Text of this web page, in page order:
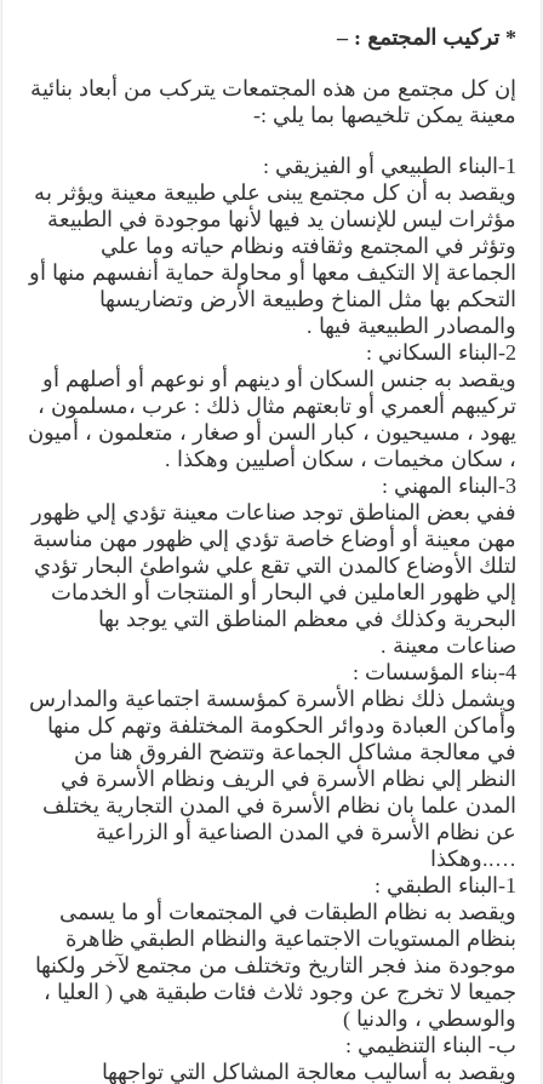
* تركيب المجتمع : –
إن كل مجتمع من هذه المجتمعات يتركب من أبعاد بنائية
معينة يمكن تلخيصها بما يلي :-
1-البناء الطبيعي أو الفيزيقي :
ويقصد به أن كل مجتمع يبنى علي طبيعة معينة ويؤثر به
مؤثرات ليس للإنسان يد فيها لأنها موجودة في الطبيعة
وتؤثر في المجتمع وثقافته ونظام حياته وما علي
الجماعة إلا التكيف معها أو محاولة حماية أنفسهم منها أو
التحكم بها مثل المناخ وطبيعة الأرض وتضاريسها
والمصادر الطبيعية فيها .
2-البناء السكاني :
ويقصد به جنس السكان أو دينهم أو نوعهم أو أصلهم أو
تركيبهم ألعمري أو تابعتهم مثال ذلك : عرب ،مسلمون ،
يهود ، مسيحيون ، كبار السن أو صغار ، متعلمون ، أميون
، سكان مخيمات ، سكان أصليين وهكذا .
3-البناء المهني :
ففي بعض المناطق توجد صناعات معينة تؤدي إلي ظهور
مهن معينة أو أوضاع خاصة تؤدي إلي ظهور مهن مناسبة
لتلك الأوضاع كالمدن التي تقع علي شواطئ البحار تؤدي
إلي ظهور العاملين في البحار أو المنتجات أو الخدمات
البحرية وكذلك في معظم المناطق التي يوجد بها
صناعات معينة .
4-بناء المؤسسات :
ويشمل ذلك نظام الأسرة كمؤسسة اجتماعية والمدارس
وأماكن العبادة ودوائر الحكومة المختلفة وتهم كل منها
في معالجة مشاكل الجماعة وتتضح الفروق هنا من
النظر إلي نظام الأسرة في الريف ونظام الأسرة في
المدن علما بان نظام الأسرة في المدن التجارية يختلف
عن نظام الأسرة في المدن الصناعية أو الزراعية
…..وهكذا
1-البناء الطبقي :
ويقصد به نظام الطبقات في المجتمعات أو ما يسمى
بنظام المستويات الاجتماعية والنظام الطبقي ظاهرة
موجودة منذ فجر التاريخ وتختلف من مجتمع لآخر ولكنها
جميعا لا تخرج عن وجود ثلاث فئات طبقية هي ( العليا ،
والوسطي ، والدنيا )
ب- البناء التنظيمي :
ويقصد به أساليب معالجة المشاكل التي تواجهها